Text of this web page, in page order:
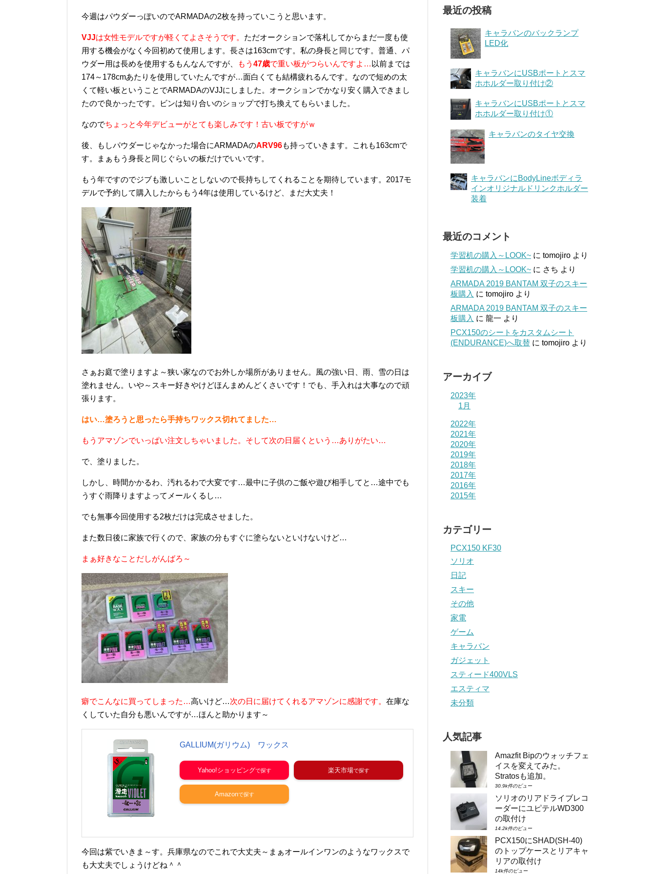
今週はパウダーっぽいのでARMADAの2枚を持っていこうと思います。
VJJは女性モデルですが軽くてよさそうです。 ただオークションで落札してからまだ一度も使
用する機会がなく今回初めて使用します。長さは163cmです。私の身長と同じです。普通、パ
ウダー用は長めを使用するもんなんですが、
もう 47歳で重い板がつらいんですよ… 以前までは
174～178cmあたりを使用していたんですが…面白くても結構疲れるんです。なので短めの太
くて軽い板ということでARMADAのVJJにしました。オークションでかなり安く購入できまし
たので良かったです。ビンは知り合いのショップで打ち換えてもらいました。
なのでちょっと今年デビューがとても楽しみです！古い板ですがｗ
後、もしパウダーじゃなかった場合にARMADAのARV96も持っていきます。これも163cmで
す。まぁもう身長と同じぐらいの板だけでいいです。
もう年ですのでジブも激しいことしないので長持ちしてくれることを期待しています。2017モ
デルで予約して購入したからもう4年は使用しているけど、まだ大丈夫！
さぁお庭で塗りますよ～狭い家なのでお外しか場所がありません。風の強い日、雨、雪の日は
塗れません。いや～スキー好きやけどほんまめんどくさいです！でも、手入れは大事なので頑
張ります。
はい…塗ろうと思ったら手持ちワックス切れてました…
もうアマゾンでいっぱい注文しちゃいました。そして次の日届くという…ありがたい…
で、塗りました。
しかし、時間かかるわ、汚れるわで大変です…最中に子供のご飯や遊び相手してと…途中でも
うすぐ雨降りますよってメールくるし…
でも無事今回使用する2枚だけは完成させました。
また数日後に家族で行くので、家族の分もすぐに塗らないといけないけど…
まぁ好きなことだしがんばろ～
癖でこんなに買ってしまった…高いけど…次の日に届けてくれるアマゾンに感謝です。 在庫な
くしていた自分も悪いんですが…ほんと助かります～
GALLIUM(ガリウム) ワックス
Yahoo!ショッピング 楽天市場
Amazon
今回は紫でいきま～す。兵庫県なのでこれで大丈夫～まぁオールインワンのようなワックスで
も大丈夫でしょうけどね＾＾
最近の投稿
キャラバンのバックランプ
LED化
キャラバンにUSBポートとスマ
ホホルダー取り付け②
キャラバンにUSBポートとスマ
ホホルダー取り付け①
キャラバンのタイヤ交換
キャラバンにBodyLineボディラ
インオリジナルドリンクホルダー
装着
最近のコメント
学習机の購入～LOOK~ に tomojiro より
学習机の購入～LOOK~ に さち より
ARMADA 2019 BANTAM 双子のスキー
板購入 に tomojiro より
ARMADA 2019 BANTAM 双子のスキー
板購入 に 龍一 より
PCX150のシートをカスタムシート
(ENDURANCE)へ取替 に tomojiro より
アーカイブ
2023年
1月
2022年
2021年
2020年
2019年
2018年
2017年
2016年
2015年
カテゴリー
PCX150 KF30
ソリオ
日記
スキー
その他
家電
ゲーム
キャラバン
ガジェット
スティード400VLS
エスティマ
未分類
人気記事
Amazfit Bipのウォッチフェ
イスを変えてみた。
Stratosも追加。
30.9k件のビュー
ソリオのリアドライブレコ
ーダーにユピテルWD300
の取付け
14.2k件のビュー
PCX150にSHAD(SH-40)
のトップケースとリアキャ
リアの取付け
14k件のビュー